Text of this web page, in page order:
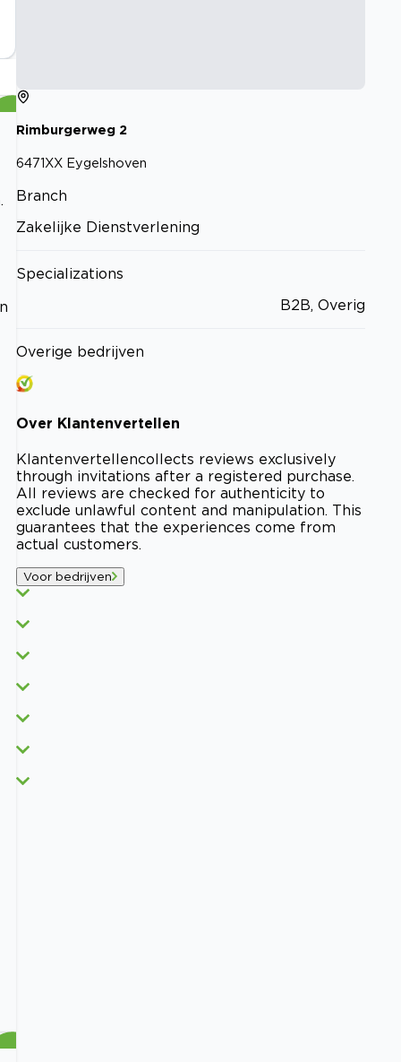
Rimburgerweg 2
6471XX Eygelshoven
Branch
Zakelijke Dienstverlening
Specializations
B2B, Overig
Overige bedrijven
Over Klantenvertellen
Klantenvertellencollects reviews exclusively
through invitations after a registered purchase.
All reviews are checked for authenticity to
exclude unlawful content and manipulation. This
guarantees that the experiences come from
actual customers.
Voor bedrijven